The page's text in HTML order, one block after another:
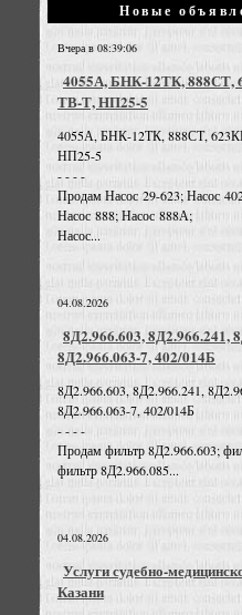
Новые
Вчера в 08:39:06
4055А, БНК-12ТК,
ТВ-Т, НП25-5
4055А, БНК-12ТК, 888СТ,
НП25-5
- - - -
Продам Насос 29-623; Насос
Насос 888; Насос 888А;
Насос...
04.08.2026
8Д2.966.603, 8Д2.966.241,
8Д2.966.063-7, 402/014Б
8Д2.966.603, 8Д2.966.241,
8Д2.966.063-7, 402/014Б
- - - -
Продам фильтр 8Д2.966.603;
фильтр 8Д2.966.085...
04.08.2026
Услуги судебно-
Казани